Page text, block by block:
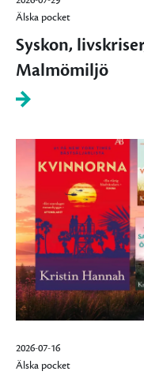
Älska pocket
Syskon,
Malmömiljö
2026-07-16
Älska pocket